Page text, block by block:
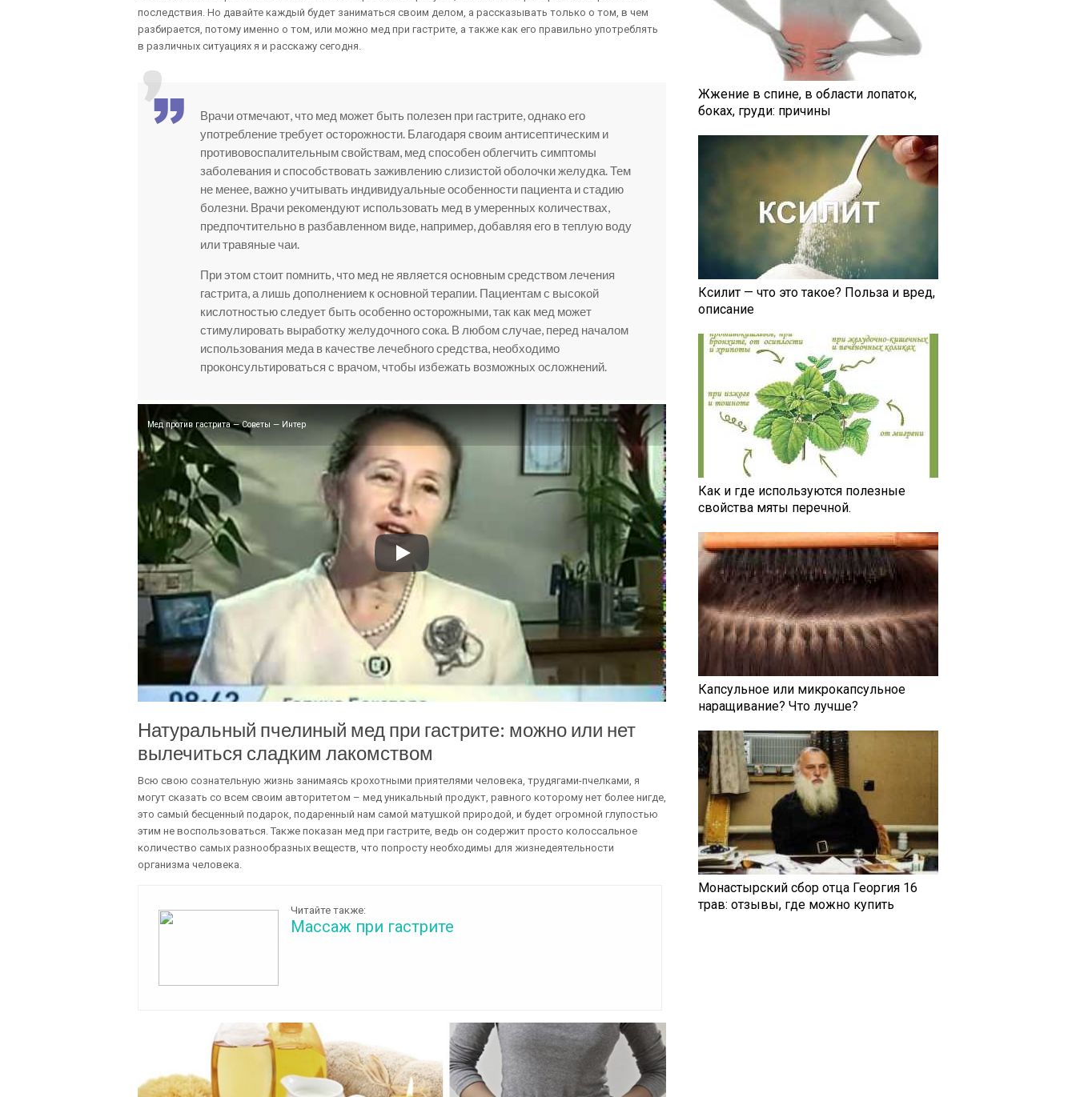
последствия. Но давайте каждый будет заниматься своим делом, а рассказывать только о том, в чем
разбирается, потому именно о том, или можно мед при гастрите, а также как его правильно употреблять
в различных ситуациях я и расскажу сегодня.
Врачи отмечают, что мед может быть полезен при гастрите, однако его
употребление требует осторожности. Благодаря своим антисептическим и
противовоспалительным свойствам, мед способен облегчить симптомы
заболевания и способствовать заживлению слизистой оболочки желудка. Тем
не менее, важно учитывать индивидуальные особенности пациента и стадию
болезни. Врачи рекомендуют использовать мед в умеренных количествах,
предпочтительно в разбавленном виде, например, добавляя его в теплую воду
или травяные чаи.
При этом стоит помнить, что мед не является основным средством лечения
гастрита, а лишь дополнением к основной терапии. Пациентам с высокой
кислотностью следует быть особенно осторожными, так как мед может
стимулировать выработку желудочного сока. В любом случае, перед началом
использования меда в качестве лечебного средства, необходимо
проконсультироваться с врачом, чтобы избежать возможных осложнений.
Мед против гастрита — Советы — Интер
Натуральный пчелиный мед при гастрите: можно или нет
вылечиться сладким лакомством
Всю свою сознательную жизнь занимаясь крохотными приятелями человека, трудягами-пчелками, я
могут сказать со всем своим авторитетом – мед уникальный продукт, равного которому нет более нигде,
это самый бесценный подарок, подаренный нам самой матушкой природой, и будет огромной глупостью
этим не воспользоваться. Также показан мед при гастрите, ведь он содержит просто колоссальное
количество самых разнообразных веществ, что попросту необходимы для жизнедеятельности
организма человека.
Читайте также:
Массаж при гастрите
Жжение в спине, в области лопаток,
боках, груди: причины
Ксилит — что это такое? Польза и вред,
описание
Как и где используются полезные
свойства мяты перечной.
Капсульное или микрокапсульное
наращивание? Что лучше?
Монастырский сбор отца Георгия 16
трав: отзывы, где можно купить